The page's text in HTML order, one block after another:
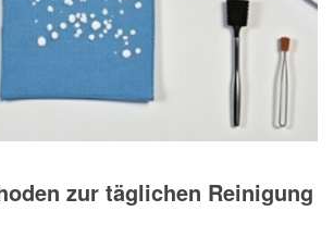
zur täglichen Reinigung